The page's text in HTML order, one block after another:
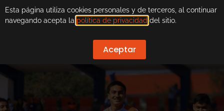
Esta página utiliza cookies personales y de terceros, al continuar
navegando acepta la política de privacidad del sitio.
Aceptar